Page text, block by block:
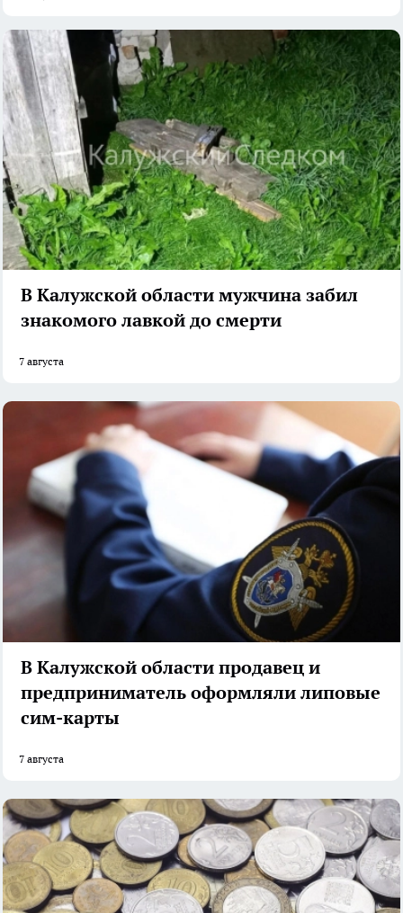
В Калужской области мужчина забил
знакомого лавкой до смерти
7 августа
В Калужской области продавец и
предприниматель оформляли липовые
сим-карты
7 августа